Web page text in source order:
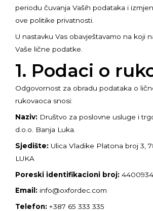
periodu čuvanja Vaših podataka i
ove politike privatnosti.
U nastavku Vas obavještavamo na koji
Vaše lične podatke.
1. Podaci o
Odgovornost za obradu podataka o
rukovaoca snosi:
Naziv: Društvo za poslovne usluge i
d.o.o. Banja Luka.
Sjedište: Ulica Vladike Platona broj 3,
LUKA
Poreski identifikacioni broj:
Email: info@oxfordec.com
Telefon: +387 65 333 335